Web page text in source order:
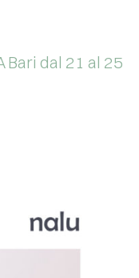
Bari dal 21 al 25